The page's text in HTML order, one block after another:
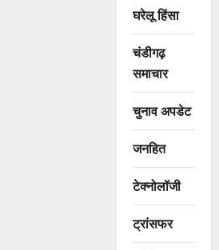
घरेलू हिंसा
चंडीगढ़
समाचार
चुनाव अपडेट
जनहित
टेक्नोलॉजी
ट्रांसफर